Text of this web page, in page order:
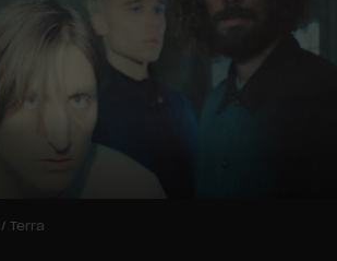
/Terra